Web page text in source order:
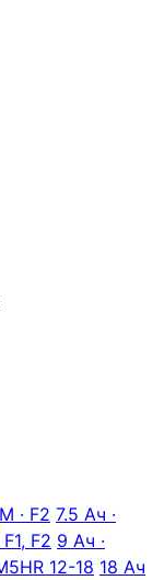
· F2 7.5 Ач ·
F2 9 Ач ·
HR 12-18 18 Ач